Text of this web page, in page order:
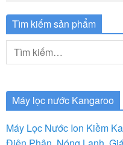
Tìm kiếm sản phẩm
kiếm:
Máy lọc nước Kangaroo
Máy Lọc Nước Ion Kiềm